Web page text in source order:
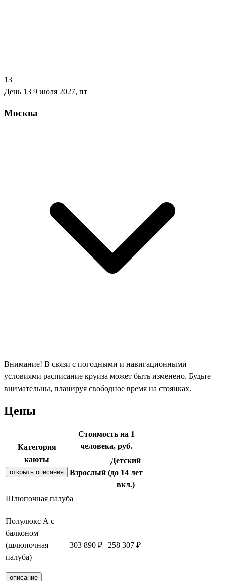
13
День 13 9 июля 2027, пт
Москва
Внимание! В связи с погодными и навигационными
условиями расписание круиза может быть изменено. Будьте
внимательны, планируя свободное время на стоянках.
Цены
Категория
каюты
открыть описания
Стоимость на 1
человека, руб.
Взрослый
Детский
(до 14 лет
вкл.)
Шлюпочная палуба
Полулюкс А с
балконом
(шлюпочная
палуба)
описание
303 890 ₽ 258 307 ₽